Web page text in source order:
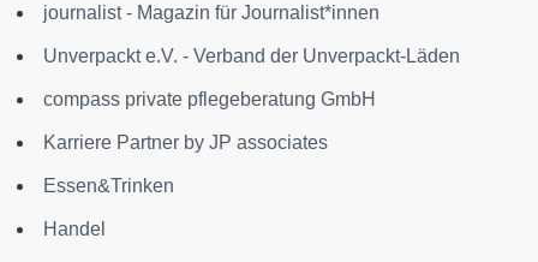
journalist - Magazin für Journalist*innen
Unverpackt e.V. - Verband der Unverpackt-Läden
compass private pflegeberatung GmbH
Karriere Partner by JP associates
Essen&Trinken
Handel